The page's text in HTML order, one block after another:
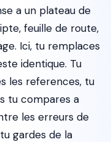
a un plateau de
feuille de route,
Ici, tu remplaces
identique. Tu
les references, tu
tu compares a
les erreurs de
gardes de la